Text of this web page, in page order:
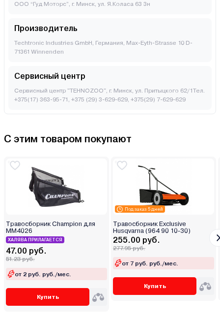
ООО “Гуд Моторс”, г. Минск, ул. Я.Коласа 63 3н
Производитель
Techtronic Industries GmbH, Германия, Max-Eyth-Strasse 10 D-
71361 Winnenden
Сервисный центр
Сервисный центр "TEHNOZOO", г. Минск, ул. Притыцкого 62/1Тел.
+375(17) 363-95-71, +375 (29) 3-629-629, +375(29) 7-629-629
С этим товаром покупают
Травосборник Champion для
MM4026
ХАЛЯВА ПРИЛАГАЕТСЯ
47.00 руб.
51.23 руб.
от 2 руб. руб./мес.
Купить
Под заказ 5 дней
Травосборник Exclusive
Husqvarna (964 90 10-30)
255.00 руб.
277.95 руб.
от 7 руб. руб./мес.
Купить